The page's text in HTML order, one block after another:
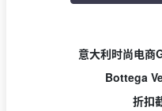
意大利时尚电商
Bottega
折扣